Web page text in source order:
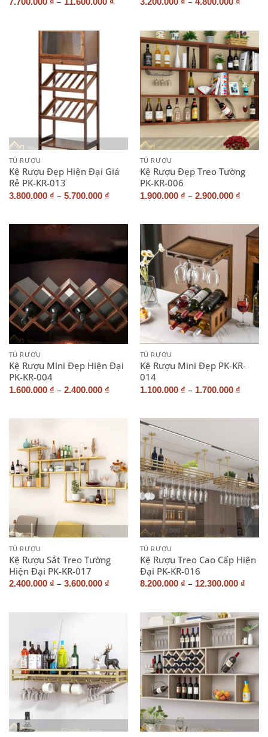
7.700.000 ₫ 11.600.000 ₫ 3.200.000 ₫ 4.800.000 ₫
TỦ RƯỢU
Kệ Rượu Đẹp Hiện Đại Giá
Rẻ PK-KR-013
3.800.000 ₫ – 5.700.000 ₫
TỦ RƯỢU
Kệ Rượu Đẹp Treo Tường
PK-KR-006
1.900.000 ₫ – 2.900.000 ₫
TỦ RƯỢU
Kệ Rượu Mini Đẹp Hiện Đại
PK-KR-004
1.600.000 ₫ – 2.400.000 ₫
TỦ RƯỢU
Kệ Rượu Mini Đẹp PK-KR-
014
1.100.000 ₫ – 1.700.000 ₫
TỦ RƯỢU
Kệ Rượu Sắt Treo Tường
Hiện Đại PK-KR-017
2.400.000 ₫ – 3.600.000 ₫
TỦ RƯỢU
Kệ Rượu Treo Cao Cấp Hiện
Đại PK-KR-016
8.200.000 ₫ – 12.300.000 ₫